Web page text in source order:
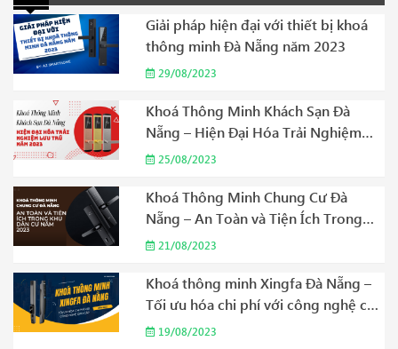
Giải pháp hiện đại với thiết bị khoá
thông minh Đà Nẵng năm 2023
29/08/2023
Khoá Thông Minh Khách Sạn Đà
Nẵng – Hiện Đại Hóa Trải Nghiệm
Lưu Trú Năm 2023
25/08/2023
Khoá Thông Minh Chung Cư Đà
Nẵng – An Toàn và Tiện Ích Trong
Khu Dân Cư Năm 2023
21/08/2023
Khoá thông minh Xingfa Đà Nẵng –
Tối ưu hóa chi phí với công nghệ cao
cấp Năm 2023
19/08/2023